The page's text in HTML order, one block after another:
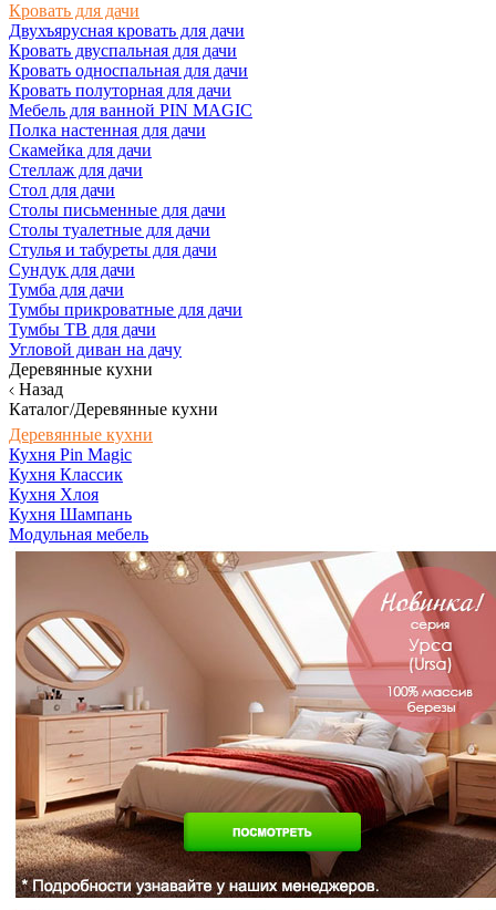
Кровать для дачи
Двухъярусная кровать для дачи
Кровать двуспальная для дачи
Кровать односпальная для дачи
Кровать полуторная для дачи
Мебель для ванной PIN MAGIC
Полка настенная для дачи
Скамейка для дачи
Стеллаж для дачи
Стол для дачи
Столы письменные для дачи
Столы туалетные для дачи
Стулья и табуреты для дачи
Сундук для дачи
Тумба для дачи
Тумбы прикроватные для дачи
Тумбы ТВ для дачи
Угловой диван на дачу
Деревянные кухни
Назад
Каталог/Деревянные кухни
Деревянные кухни
Кухня Pin Magic
Кухня Классик
Кухня Хлоя
Кухня Шампань
Модульная мебель